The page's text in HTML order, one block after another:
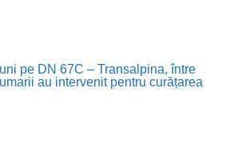
pe DN 67C – Transalpina, între
au intervenit pentru curățarea